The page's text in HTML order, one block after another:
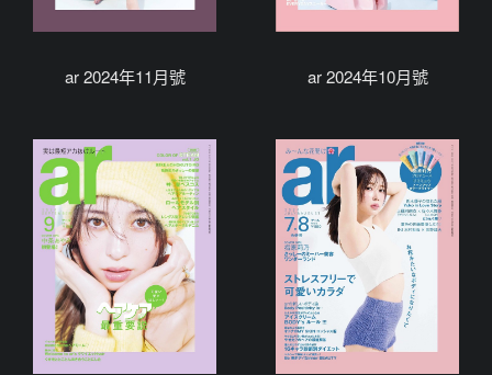
ar 2024年11月號 ar 2024年10月號